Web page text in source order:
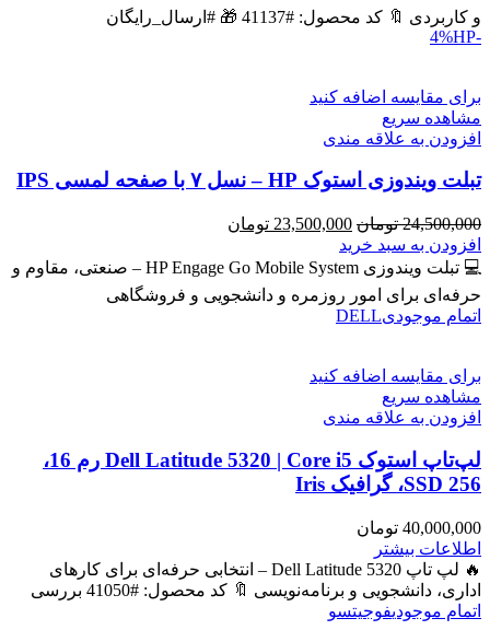
است.
و کاربردی 🔖 کد محصول: #41137 🎁 #ارسال_رایگان
-4%
HP
برای مقایسه اضافه کنید
مشاهده سریع
افزودن به علاقه مندی
تبلت ویندوزی استوک HP – نسل ۷ با صفحه لمسی IPS
24,500,000 تومان قیمت
اصلی
24,500,000 تومان
23,500,000 تومان
23,500,000 تومان
افزودن به سبد خرید
💻 تبلت ویندوزی HP Engage Go Mobile System – صنعتی، مقاوم و
حرفه‌ای برای امور روزمره و دانشجویی و فروشگاهی
اتمام موجودیDELL
برای مقایسه اضافه کنید
مشاهده سریع
افزودن به علاقه مندی
لپ‌تاپ استوک Dell Latitude 5320 | Core i5 رم 16،
SSD 256، گرافیک Iris
40,000,000 تومان
اطلاعات بیشتر
🔥 لپ تاپ Dell Latitude 5320 – انتخابی حرفه‌ای برای کارهای
اداری، دانشجویی و برنامه‌نویسی 🔖 کد محصول: #41050 بررسی
اتمام موجودیفوجیتسو